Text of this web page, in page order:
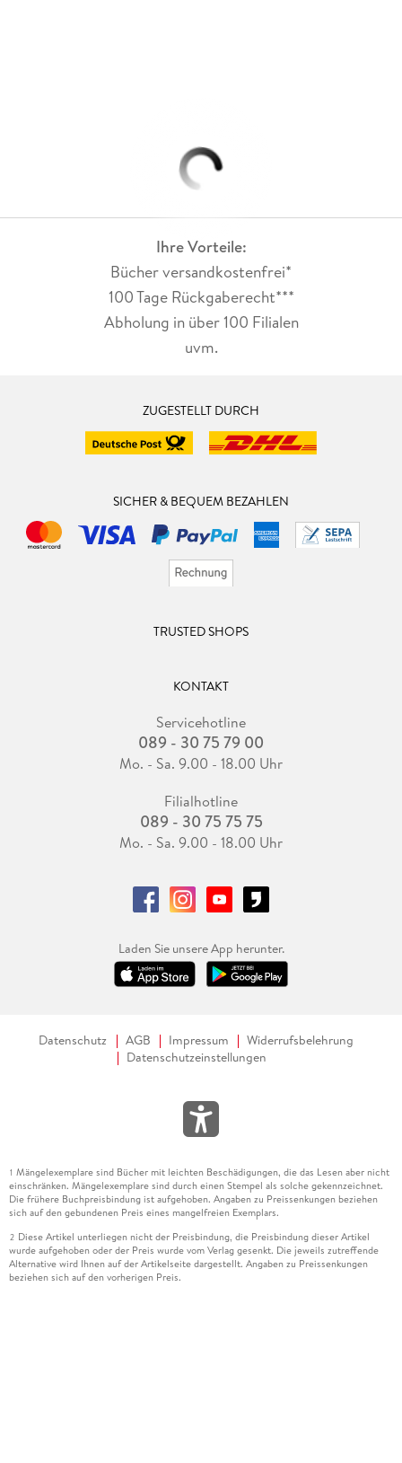
Ihre Vorteile:
Bücher versandkostenfrei*
100 Tage Rückgaberecht***
Abholung in über 100 Filialen
uvm.
ZUGESTELLT DURCH
SICHER & BEQUEM BEZAHLEN
TRUSTED SHOPS
KONTAKT
Servicehotline
089 - 30 75 79 00
Mo. - Sa. 9.00 - 18.00 Uhr
Filialhotline
089 - 30 75 75 75
Mo. - Sa. 9.00 - 18.00 Uhr
Laden Sie unsere App herunter.
Datenschutz AGB Impressum
Widerrufsbelehrung
Datenschutzeinstellungen
1 Mängelexemplare sind Bücher mit leichten Beschädigungen, die das Lesen aber nicht
einschränken. Mängelexemplare sind durch einen Stempel als solche gekennzeichnet.
Die frühere Buchpreisbindung ist aufgehoben. Angaben zu Preissenkungen beziehen
sich auf den gebundenen Preis eines mangelfreien Exemplars.
2 Diese Artikel unterliegen nicht der Preisbindung, die Preisbindung dieser Artikel
wurde aufgehoben oder der Preis wurde vom Verlag gesenkt. Die jeweils zutreffende
Alternative wird Ihnen auf der Artikelseite dargestellt. Angaben zu Preissenkungen
beziehen sich auf den vorherigen Preis.